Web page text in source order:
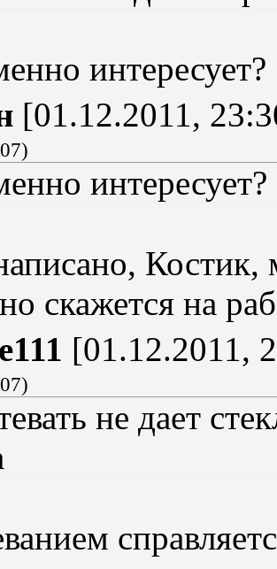
интересует?
[01.12.2011,
)
интересует?
Костик,
скажется на
[01.12.2011,
)
не дает